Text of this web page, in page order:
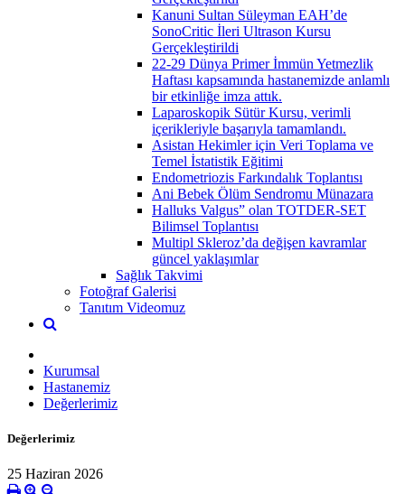
Kanuni Sultan Süleyman EAH’de
SonoCritic İleri Ultrason Kursu
Gerçekleştirildi
22-29 Dünya Primer İmmün Yetmezlik
Haftası kapsamında hastanemizde anlamlı
bir etkinliğe imza attık.
Laparoskopik Sütür Kursu, verimli
içerikleriyle başarıyla tamamlandı.
Asistan Hekimler için Veri Toplama ve
Temel İstatistik Eğitimi
Endometriozis Farkındalık Toplantısı
Ani Bebek Ölüm Sendromu Münazara
Halluks Valgus” olan TOTDER-SET
Bilimsel Toplantısı
Multipl Skleroz’da değişen kavramlar
güncel yaklaşımlar
Sağlık Takvimi
Fotoğraf Galerisi
Tanıtım Videomuz
Kurumsal
Hastanemiz
Değerlerimiz
Değerlerimiz
25 Haziran 2026